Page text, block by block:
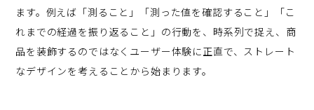
ます。例えば「測ること」「測った値を確認すること」「こ
れまでの経過を振り返ること」の行動を、時系列で捉え、商
品を装飾するのではなくユーザー体験に正直で、ストレート
なデザインを考えることから始まります。